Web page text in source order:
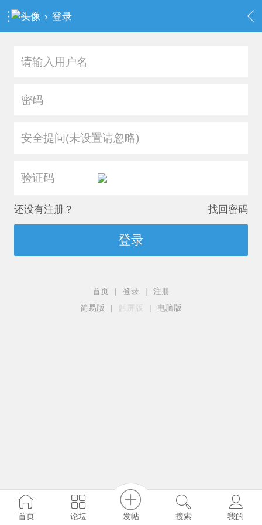
› 登录
安全提问(未设置请忽略)
还没有注册？ 找回密码
登录
首页 | 登录 |
注册
简易版
| 触屏版 | 电脑版
首页 论坛 发帖 搜索 我的